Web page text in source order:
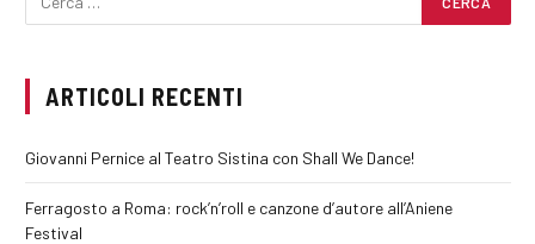
ARTICOLI RECENTI
Giovanni Pernice al Teatro Sistina con Shall We Dance!
Ferragosto a Roma: rock’n’roll e canzone d’autore all’Aniene
Festival